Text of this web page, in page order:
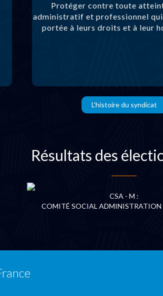
Protéger contre toute
administratif et professionnel
portée à leurs droits et à leur
L'histoire du syndicat
Résultats des
CSA - M :
COMITÉ SOCIAL ADMINISTRATION